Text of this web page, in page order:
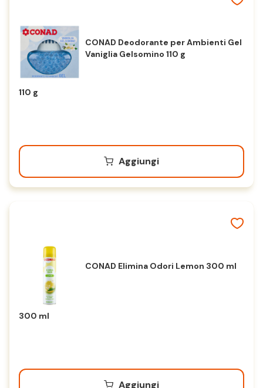
CONAD Deodorante per Ambienti Gel
Vaniglia Gelsomino 110 g
110 g
Aggiungi
CONAD Elimina Odori Lemon 300 ml
300 ml
Aggiungi